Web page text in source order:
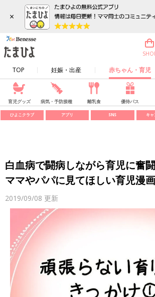
×
TOP 妊娠・出産 赤ちゃん・育児
育児グッズ 病気・予防接種 離乳食 優待パス
ひよこクラブ アプリ SNS キ
白血病で闘病しながら育児に奮
ママやパパに見てほしい育児漫画
2019/09/08 更新